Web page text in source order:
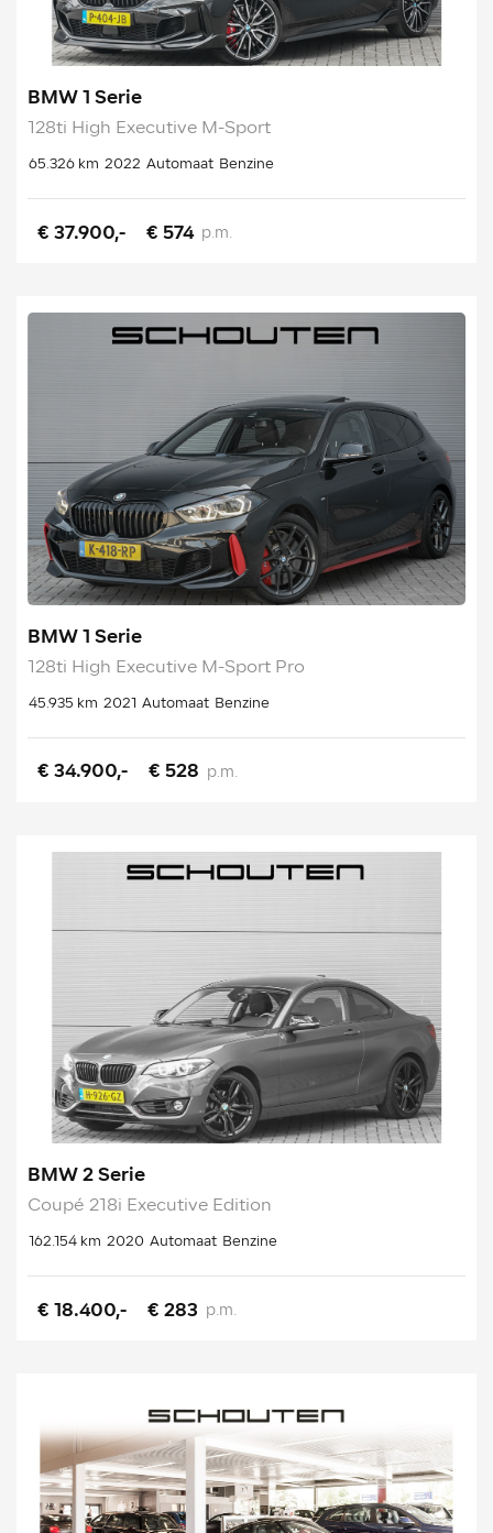
BMW 1 Serie
128ti High Executive M-Sport
65.326 km 2022 Automaat Benzine
€ 37.900,- € 574 p.m.
BMW 1 Serie
128ti High Executive M-Sport Pro
45.935 km 2021 Automaat Benzine
€ 34.900,- € 528 p.m.
BMW 2 Serie
Coupé 218i Executive Edition
162.154 km 2020 Automaat Benzine
€ 18.400,- € 283 p.m.